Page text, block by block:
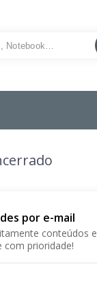
por e-mail
conteúdos
com prioridade!